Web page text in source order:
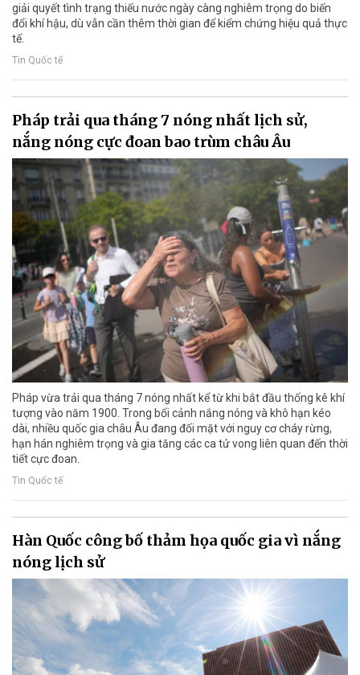
giải quyết tình trạng thiếu nước ngày càng nghiêm trọng do biến
đổi khí hậu, dù vẫn cần thêm thời gian để kiểm chứng hiệu quả thực
tế.
Tin Quốc tế
Pháp trải qua tháng 7 nóng nhất lịch sử,
nắng nóng cực đoan bao trùm châu Âu
Pháp vừa trải qua tháng 7 nóng nhất kể từ khi bắt đầu thống kê khí
tượng vào năm 1900. Trong bối cảnh nắng nóng và khô hạn kéo
dài, nhiều quốc gia châu Âu đang đối mặt với nguy cơ cháy rừng,
hạn hán nghiêm trọng và gia tăng các ca tử vong liên quan đến thời
tiết cực đoan.
Tin Quốc tế
Hàn Quốc công bố thảm họa quốc gia vì nắng
nóng lịch sử